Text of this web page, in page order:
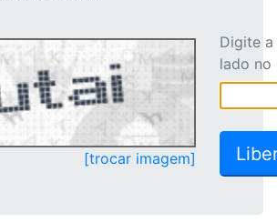
[trocar imagem]
Digite
lado no